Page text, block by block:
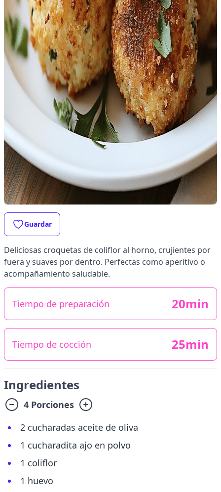
Guardar
Deliciosas croquetas de coliflor al horno, crujientes por
fuera y suaves por dentro. Perfectas como aperitivo o
acompañamiento saludable.
Tiempo de preparación 20min
Tiempo de cocción 25min
Ingredientes
4 Porciones
2 cucharadas aceite de oliva
1 cucharadita ajo en polvo
1 coliflor
1 huevo